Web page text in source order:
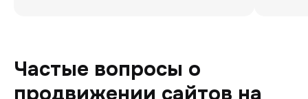
Частые вопросы о
продвижении сайтов на